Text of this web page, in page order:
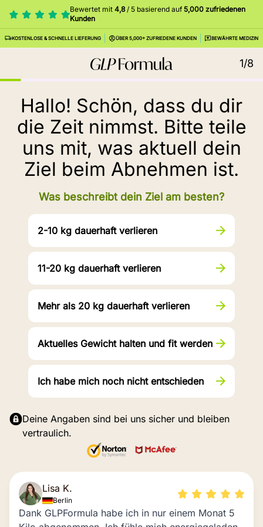
Bewertet mit 4,8/ 5 basierend auf5,000 zufriedenen
Kunden
KOSTENLOSE & SCHNELLE LIEFERUNG ÜBER 5,000+ ZUFRIEDENE KUNDEN BEWÄHRTE MEDIZIN
1/8
Hallo! Schön, dass du dir
die Zeit nimmst. Bitte teile
uns mit, was aktuell dein
Ziel beim Abnehmen ist.
Was beschreibt dein Ziel am besten?
2-10 kg dauerhaft verlieren
11-20 kg dauerhaft verlieren
Mehr als 20 kg dauerhaft verlieren
Aktuelles Gewicht halten und fit werden
Ich habe mich noch nicht entschieden
Deine Angaben sind bei uns sicher und bleiben
vertraulich.
Lisa K.
Berlin
Dank GLPFormula habe ich in nur einem Monat 5